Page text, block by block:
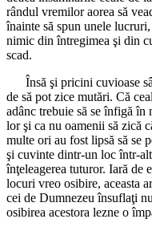
rândul vremilor aorea să
înainte să spun unele
nimic din întregimea şi din
scad.
Însă şi pricini cuvioase
de să pot zice mutări. Că
adânc trebuie să se înfigă în
lor şi ca nu oamenii să zică
multe ori au fost lipsă să se
şi cuvinte dintr-un loc într-
înţeleagerea tuturor. Iară de
locuri vreo osibire, aceasta
cei de Dumnezeu însuflaţi
osibirea acestora lezne o